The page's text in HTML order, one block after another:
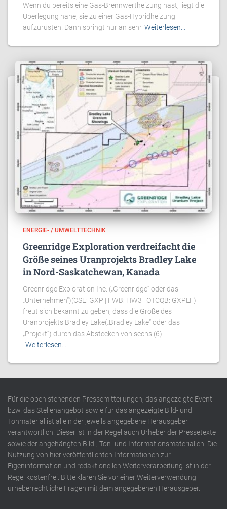
Wenn du bereits eine Gas-Brennwertheizung hast, liegt die
Überlegung nahe, sie zu einer Gas-Hybridheizung
aufzurüsten. Dann springt nur an sehr Weiterlesen…
ENERGIE- / UMWELTTECHNIK
Greenridge Exploration verdreifacht die
Größe seines Uranprojekts Bradley Lake
in Nord-Saskatchewan, Kanada
Greenridge Exploration Inc. („Greenridge“ oder das
„Unternehmen“)(CSE: GXP | FWB: HW3 | OTCQB: GXPLF)
freut sich bekannt zu geben, dass die Größe des
Uranprojekts Bradley Lake(„Bradley Lake“ oder das
„Projekt“) durch das Abstecken von sechs (6)
Weiterlesen…
Für die oben stehenden Pressemitteilungen, das angezeigte Event
bzw. das Stellenangebot sowie für das angezeigte Bild- und
Tonmaterial ist allein der jeweils angegebene Herausgeber
verantwortlich. Dieser ist in der Regel auch Urheber der Pressetexte
sowie der angehängten Bild-, Ton- und Informationsmaterialien. Die
Nutzung von hier veröffentlichten Informationen zur
Eigeninformation und redaktionellen Weiterverarbeitung ist in der
Regel kostenfrei. Bitte klären Sie vor einer Weiterverwendung
urheberrechtliche Fragen mit dem angegebenen Herausgeber.